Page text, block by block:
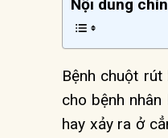
Nội dung
Bệnh chuột
cho bệnh
hay xảy ra ở